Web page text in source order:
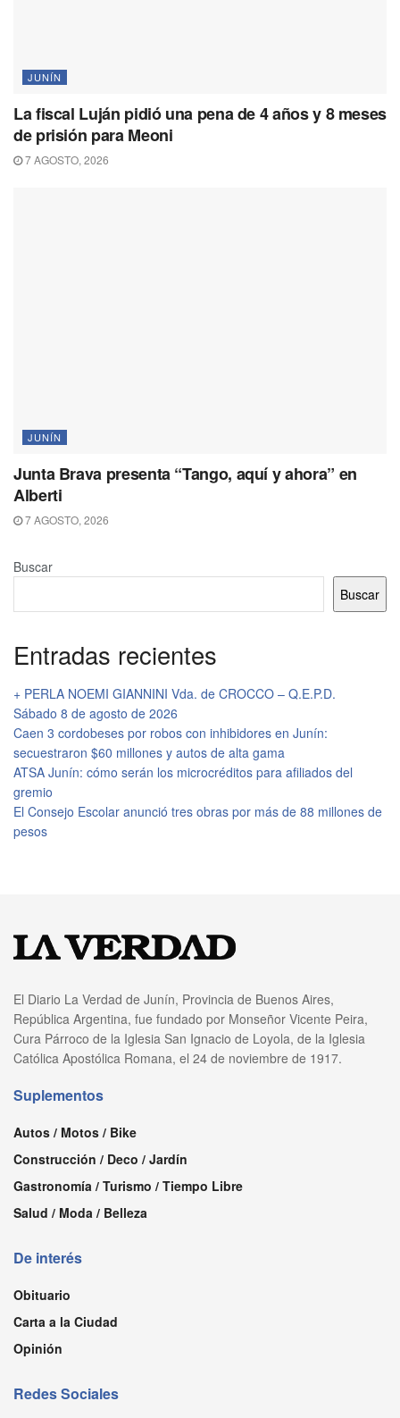
JUNÍN
La fiscal Luján pidió una pena de 4 años y 8 meses
de prisión para Meoni
7 AGOSTO, 2026
JUNÍN
Junta Brava presenta “Tango, aquí y ahora” en
Alberti
7 AGOSTO, 2026
Buscar
Buscar
Entradas recientes
+ PERLA NOEMI GIANNINI Vda. de CROCCO – Q.E.P.D.
Sábado 8 de agosto de 2026
Caen 3 cordobeses por robos con inhibidores en Junín:
secuestraron $60 millones y autos de alta gama
ATSA Junín: cómo serán los microcréditos para afiliados del
gremio
El Consejo Escolar anunció tres obras por más de 88 millones de
pesos
El Diario La Verdad de Junín, Provincia de Buenos Aires,
República Argentina, fue fundado por Monseñor Vicente Peira,
Cura Párroco de la Iglesia San Ignacio de Loyola, de la Iglesia
Católica Apostólica Romana, el 24 de noviembre de 1917.
Suplementos
Autos / Motos / Bike
Construcción / Deco / Jardín
Gastronomía / Turismo / Tiempo Libre
Salud / Moda / Belleza
De interés
Obituario
Carta a la Ciudad
Opinión
Redes Sociales